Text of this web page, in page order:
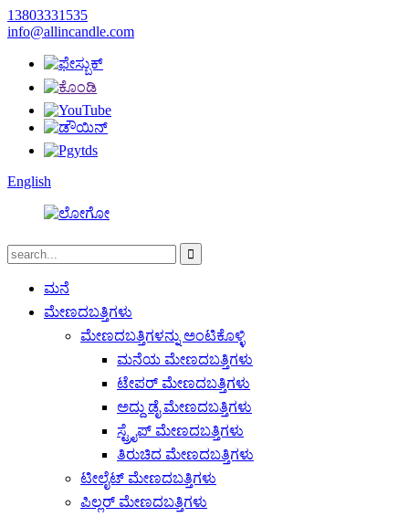
13803331535
info@allincandle.com
English
ಮನೆ
ಮೇಣದಬತ್ತಿಗಳು
ಮೇಣದಬತ್ತಿಗಳನ್ನು ಅಂಟಿಕೊಳ್ಳಿ
ಮನೆಯ ಮೇಣದಬತ್ತಿಗಳು
ಟೇಪರ್ ಮೇಣದಬತ್ತಿಗಳು
ಅದ್ದು ಡೈ ಮೇಣದಬತ್ತಿಗಳು
ಸ್ಟ್ರೈಪ್ ಮೇಣದಬತ್ತಿಗಳು
ತಿರುಚಿದ ಮೇಣದಬತ್ತಿಗಳು
ಟೀಲೈಟ್ ಮೇಣದಬತ್ತಿಗಳು
ಪಿಲ್ಲರ್ ಮೇಣದಬತ್ತಿಗಳು